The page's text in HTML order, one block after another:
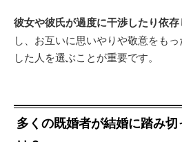
彼女や彼氏が過度に干渉したり依
し、お互いに思いやりや敬意をも
した人を選ぶことが重要です。
多くの既婚者が結婚に踏み